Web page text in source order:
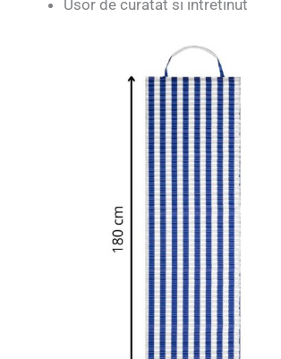
Usor de curatat si intretinut